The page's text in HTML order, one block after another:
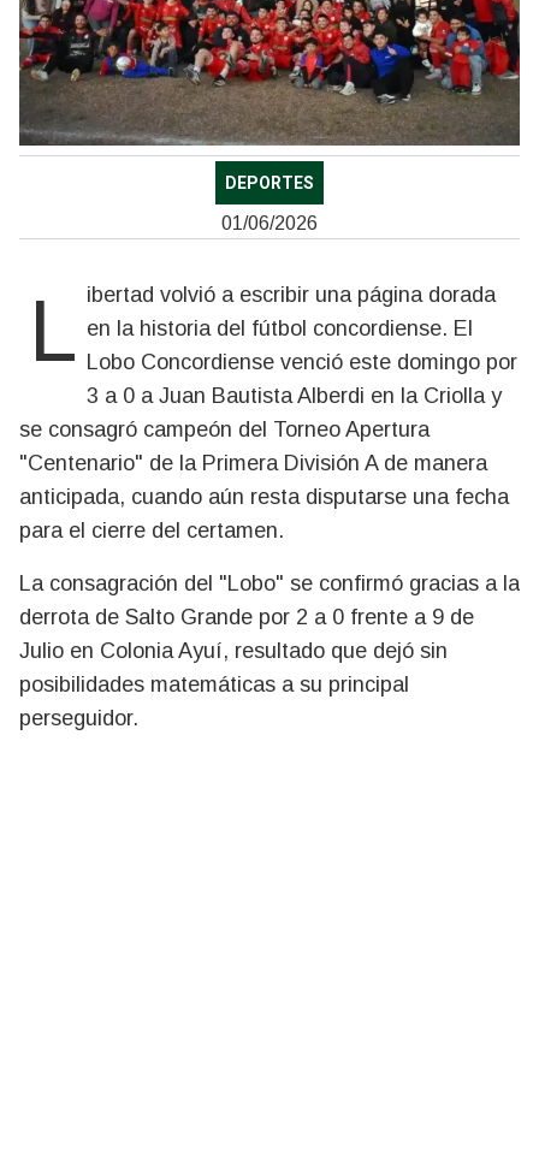
DEPORTES
01/06/2026
Libertad volvió a escribir una página dorada en la historia del fútbol concordiense. El
Lobo Concordiense venció este domingo por
3 a 0 a Juan Bautista Alberdi en la Criolla y
se consagró campeón del Torneo Apertura
"Centenario" de la Primera División A de manera
anticipada, cuando aún resta disputarse una fecha
para el cierre del certamen.
La consagración del "Lobo" se confirmó gracias a la
derrota de Salto Grande por 2 a 0 frente a 9 de
Julio en Colonia Ayuí, resultado que dejó sin
posibilidades matemáticas a su principal
perseguidor.